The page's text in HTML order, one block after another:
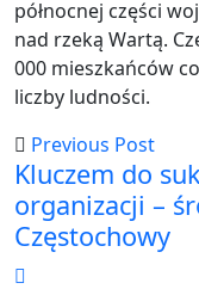
północnej części
nad rzeką Wartą.
000 mieszkańców
liczby ludności.
Previous Post
Kluczem do
organizacji –
Częstochowy